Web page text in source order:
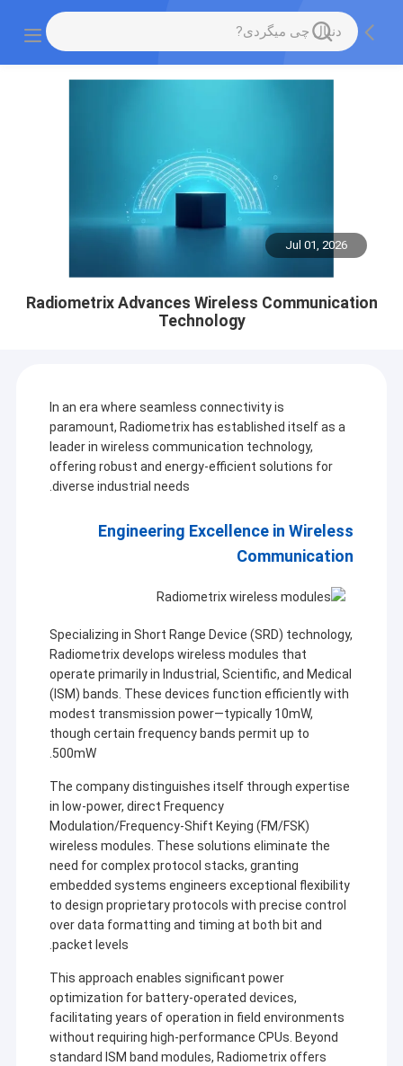
Jul 01, 2026
Radiometrix Advances Wireless Communication
Technology
In an era where seamless connectivity is
paramount, Radiometrix has established itself as a
leader in wireless communication technology,
offering robust and energy-efficient solutions for
diverse industrial needs.
Engineering Excellence in Wireless
Communication
Specializing in Short Range Device (SRD) technology,
Radiometrix develops wireless modules that
operate primarily in Industrial, Scientific, and Medical
(ISM) bands. These devices function efficiently with
modest transmission power—typically 10mW,
though certain frequency bands permit up to
500mW.
The company distinguishes itself through expertise
in low-power, direct Frequency
Modulation/Frequency-Shift Keying (FM/FSK)
wireless modules. These solutions eliminate the
need for complex protocol stacks, granting
embedded systems engineers exceptional flexibility
to design proprietary protocols with precise control
over data formatting and timing at both bit and
packet levels.
This approach enables significant power
optimization for battery-operated devices,
facilitating years of operation in field environments
without requiring high-performance CPUs. Beyond
standard ISM band modules, Radiometrix offers